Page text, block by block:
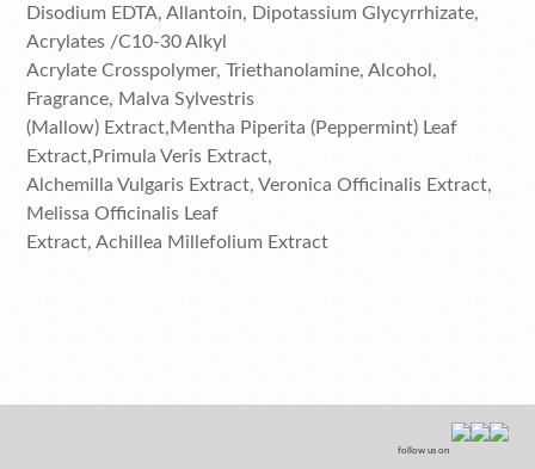
Disodium EDTA, Allantoin, Dipotassium Glycyrrhizate,
Acrylates /C10-30 Alkyl
Acrylate Crosspolymer, Triethanolamine, Alcohol,
Fragrance, Malva Sylvestris
(Mallow) Extract,Mentha Piperita (Peppermint) Leaf
Extract,Primula Veris Extract,
Alchemilla Vulgaris Extract, Veronica Officinalis Extract,
Melissa Officinalis Leaf
Extract, Achillea Millefolium Extract
follow us on